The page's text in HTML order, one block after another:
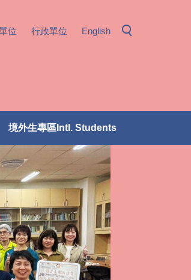
位 行政單位 English
境外生專區Intl. Students